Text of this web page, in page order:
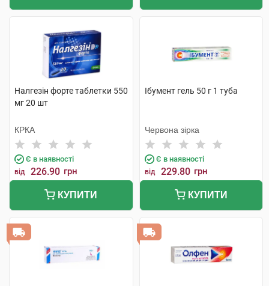
Налгезін форте таблетки 550
мг 20 шт
КРКА
Є в наявності
від 226.90 грн
КУПИТИ
Ібумент гель 50 г 1 туба
Червона зірка
Є в наявності
від 229.80 грн
КУПИТИ